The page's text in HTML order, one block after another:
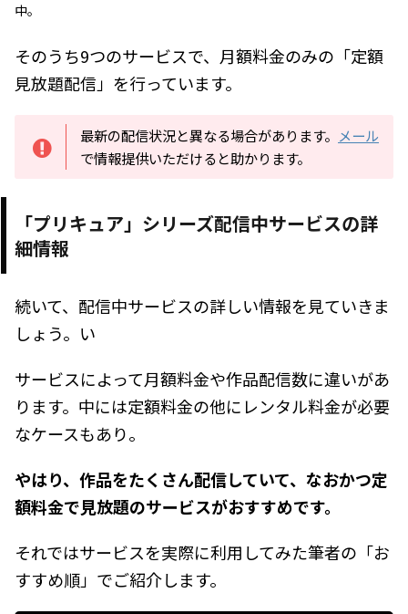
中。
そのうち9つのサービスで、月額料金のみの「定額
見放題配信」を行っています。
最新の配信状況と異なる場合があります。 メール
で情報提供いただけると助かります。
「プリキュア」シリーズ配信中サービスの詳
細情報
続いて、配信中サービスの詳しい情報を見ていきま
しょう。い
サービスによって月額料金や作品配信数に違いがあ
ります。中には定額料金の他にレンタル料金が必要
なケースもあり。
やはり、作品をたくさん配信していて、なおかつ定
額料金で見放題のサービスがおすすめです。
それではサービスを実際に利用してみた筆者の「お
すすめ順」でご紹介します。